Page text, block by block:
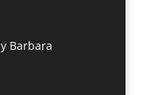
Barbara